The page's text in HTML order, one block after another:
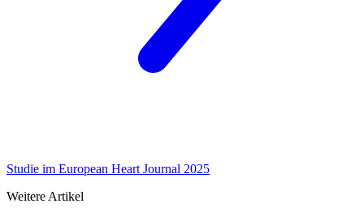
Studie im European Heart Journal 2025
Weitere Artikel